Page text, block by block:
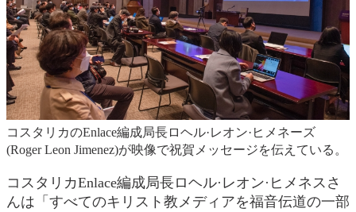
コスタリカのEnlace編成局長ロヘル·レオン·ヒメネーズ
(Roger Leon Jimenez)が映像で祝賀メッセージを伝えている。
コスタリカEnlace編成局長ロヘル·レオン·ヒメネスさ
んは「すべてのキリスト教メディアを福音伝道の一部